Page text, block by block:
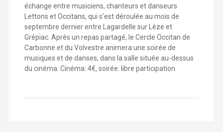
échange entre musiciens, chanteurs et danseurs
Lettons et Occitans, qui s’est déroulée au mois de
septembre dernier entre Lagardelle sur Lèze et
Grépiac. Après un repas partagé, le Cercle Occitan de
Carbonne et du Volvestre animera une soirée de
musiques et de danses, dans la salle située au-dessus
du cinéma. Cinéma: 4€, soirée: libre participation.